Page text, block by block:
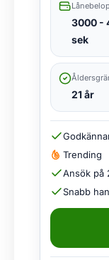
3000 -
sek
21 år
Trending
Ansök på
Snabb